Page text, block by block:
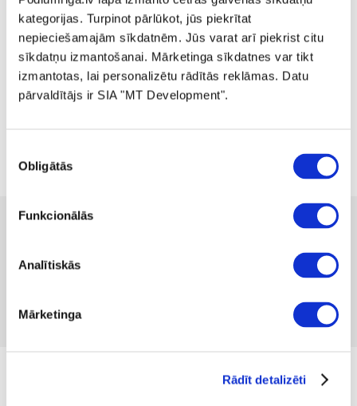
kategorijas. Turpinot pārlūkot, jūs piekrītat
nepieciešamajām sīkdatnēm. Jūs varat arī piekrist citu
sīkdatņu izmantošanai. Mārketinga sīkdatnes var tikt
izmantotas, lai personalizētu rādītās reklāmas. Datu
pārvaldītājs ir SIA "MT Development".
izvēle
Obligātās
Funkcionālās
Analītiskās
Mārketinga
Rādīt detalizēti
139.99
Pieejamība:
Iekļaut salīdzināšanā Pievienot vēlmju sarakstam